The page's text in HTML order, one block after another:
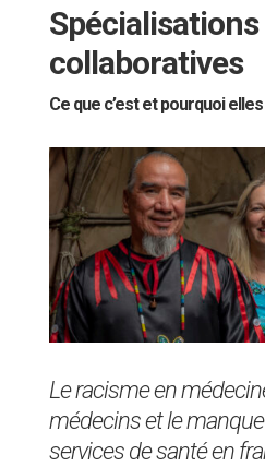
Spécialisations
collaboratives
Ce que c’est et pourquoi
Le racisme en
médecins et le manque
services de santé en